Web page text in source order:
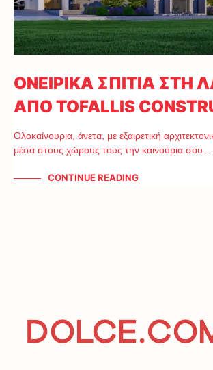
ΟΝΕΙΡΙΚΑ ΣΠΙΤΙΑ ΣΤΗ
ΑΠΟ TOFALLIS
Ολοκαίνουρια, άνετα, με εξαιρετική
μέσα στους χώρους τους την καινούρια σου…
CONTINUE READING